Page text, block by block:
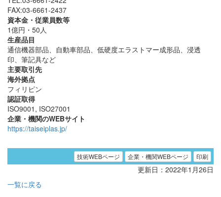
FAX:03-6661-2437
資本金・従業員数等
1億円・50人
生産品目
通信機器部品、自動車部品、低硬度エラストマー成形品、浸透
印、筆記具など
主要取引先
海外拠点
フィリピン
認証取得
ISO9001, ISO27001
企業・機関のWEBサイト
https://taiseiplas.jp/
技術WEBページ 企業・機関WEBページ 印刷
更新日：2022年1月26日
一覧に戻る